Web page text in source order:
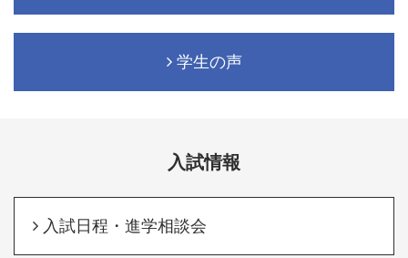
学生の声
入試情報
入試日程・進学相談会